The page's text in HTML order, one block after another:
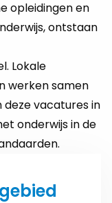
opleidingen en
ontstaan
Lokale
werken samen
vacatures in
onderwijs in de